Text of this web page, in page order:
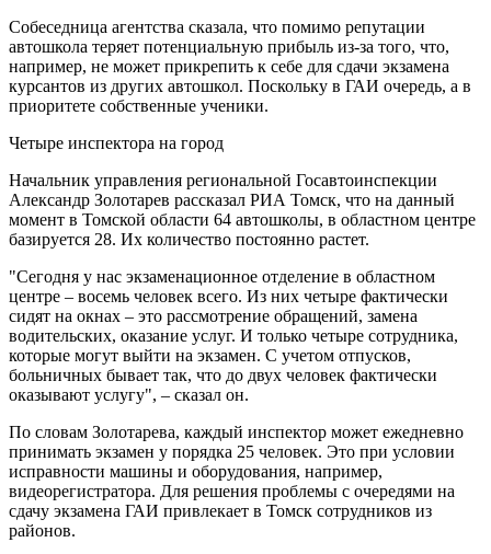
Собеседница агентства сказала, что помимо репутации
автошкола теряет потенциальную прибыль из-за того, что,
например, не может прикрепить к себе для сдачи экзамена
курсантов из других автошкол. Поскольку в ГАИ очередь, а в
приоритете собственные ученики.
Четыре инспектора на город
Начальник управления региональной Госавтоинспекции
Александр Золотарев рассказал РИА Томск, что на данный
момент в Томской области 64 автошколы, в областном центре
базируется 28. Их количество постоянно растет.
"Сегодня у нас экзаменационное отделение в областном
центре – восемь человек всего. Из них четыре фактически
сидят на окнах – это рассмотрение обращений, замена
водительских, оказание услуг. И только четыре сотрудника,
которые могут выйти на экзамен. С учетом отпусков,
больничных бывает так, что до двух человек фактически
оказывают услугу", – сказал он.
По словам Золотарева, каждый инспектор может ежедневно
принимать экзамен у порядка 25 человек. Это при условии
исправности машины и оборудования, например,
видеорегистратора. Для решения проблемы с очередями на
сдачу экзамена ГАИ привлекает в Томск сотрудников из
районов.